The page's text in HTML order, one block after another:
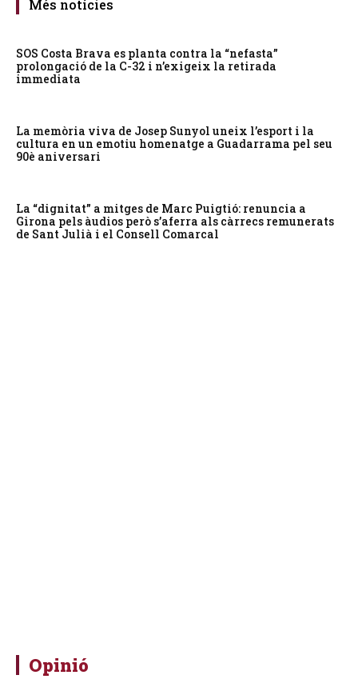
Més notícies
SOS Costa Brava es planta contra la “nefasta”
prolongació de la C-32 i n’exigeix la retirada
immediata
La memòria viva de Josep Sunyol uneix l’esport i la
cultura en un emotiu homenatge a Guadarrama pel seu
90è aniversari
La “dignitat” a mitges de Marc Puigtió: renuncia a
Girona pels àudios però s’aferra als càrrecs remunerats
de Sant Julià i el Consell Comarcal
Opinió